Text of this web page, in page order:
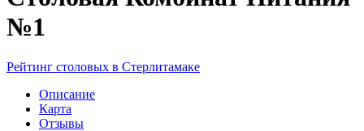
№1
Рейтинг столовых в Стерлитамаке
Описание
Карта
Отзывы